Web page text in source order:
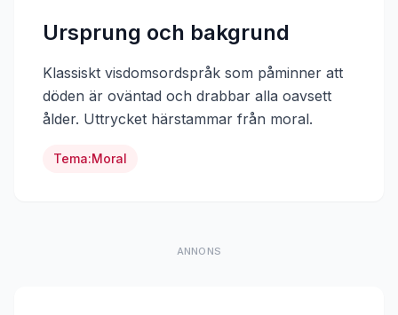
Ursprung och bakgrund
Klassiskt visdomsordspråk som påminner att
döden är oväntad och drabbar alla oavsett
ålder. Uttrycket härstammar från moral.
Tema:Moral
ANNONS